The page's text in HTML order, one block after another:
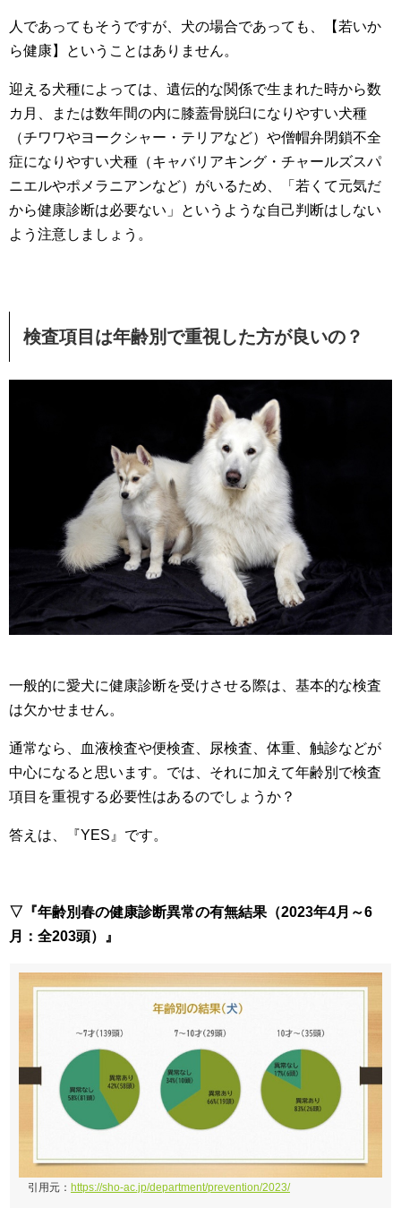
人であってもそうですが、犬の場合であっても、【若いか
ら健康】ということはありません。
迎える犬種によっては、遺伝的な関係で生まれた時から数
カ月、または数年間の内に膝蓋骨脱臼になりやすい犬種
（チワワやヨークシャー・テリアなど）や僧帽弁閉鎖不全
症になりやすい犬種（キャバリアキング・チャールズスパ
ニエルやポメラニアンなど）がいるため、「若くて元気だ
から健康診断は必要ない」というような自己判断はしない
よう注意しましょう。
検査項目は年齢別で重視した方が良いの？
一般的に愛犬に健康診断を受けさせる際は、基本的な検査
は欠かせません。
通常なら、血液検査や便検査、尿検査、体重、触診などが
中心になると思います。では、それに加えて年齢別で検査
項目を重視する必要性はあるのでしょうか？
答えは、『YES』です。
▽『年齢別春の健康診断異常の有無結果（2023年4月～6
月：全203頭）』
引用元： https://sho-ac.jp/department/prevention/2023/